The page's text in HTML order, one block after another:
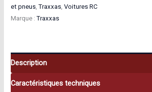
CANYON
TRAIL
TRX-
4
(x2)
et pneus,Traxxas,Voitures RC
Marque :Traxxas
Description
Caractéristiques techniques